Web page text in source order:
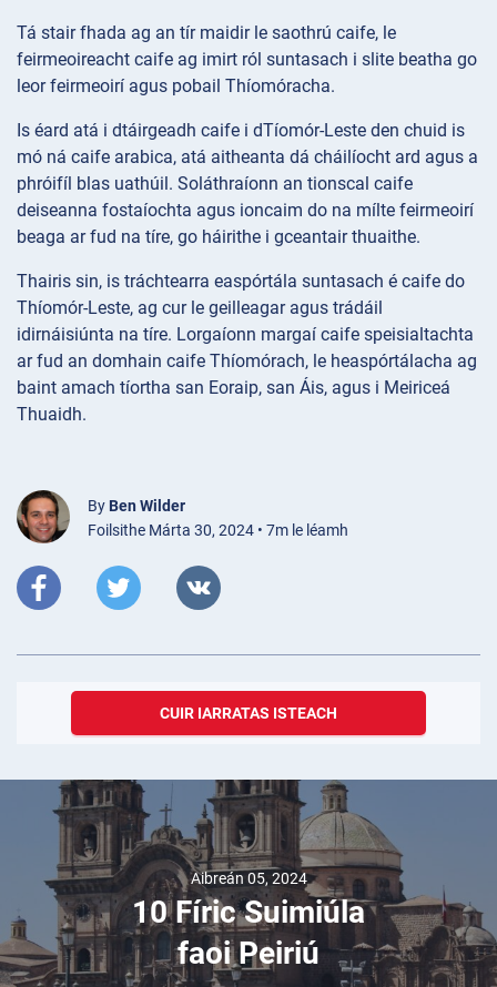
Tá stair fhada ag an tír maidir le saothrú caife, le
feirmeoireacht caife ag imirt ról suntasach i slite beatha go
leor feirmeoirí agus pobail Thíomóracha.
Is éard atá i dtáirgeadh caife i dTíomór-Leste den chuid is
mó ná caife arabica, atá aitheanta dá cháilíocht ard agus a
phróifíl blas uathúil. Soláthraíonn an tionscal caife
deiseanna fostaíochta agus ioncaim do na mílte feirmeoirí
beaga ar fud na tíre, go háirithe i gceantair thuaithe.
Thairis sin, is tráchtearra easpórtála suntasach é caife do
Thíomór-Leste, ag cur le geilleagar agus trádáil
idirnáisiúnta na tíre. Lorgaíonn margaí caife speisialtachta
ar fud an domhain caife Thíomórach, le heaspórtálacha ag
baint amach tíortha san Eoraip, san Áis, agus i Meiriceá
Thuaidh.
By Ben Wilder
Foilsithe Márta 30, 2024 • 7m le léamh
CUIR IARRATAS ISTEACH
Aibreán 05, 2024
10 Fíric Suimiúla
faoi Peiriú